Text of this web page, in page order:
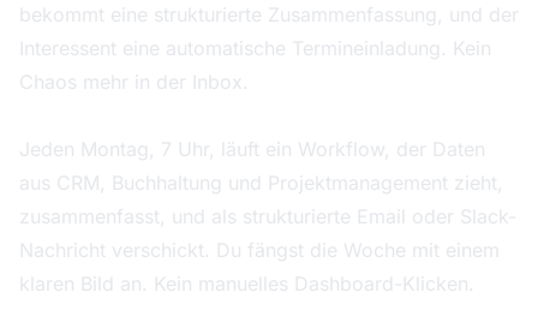
bekommt eine strukturierte Zusammenfassung, und der
Interessent eine automatische Termineinladung. Kein
Chaos mehr in der Inbox.
Jeden Montag, 7 Uhr, läuft ein Workflow, der Daten
aus CRM, Buchhaltung und Projektmanagement zieht,
zusammenfasst, und als strukturierte Email oder Slack-
Nachricht verschickt. Du fängst die Woche mit einem
klaren Bild an. Kein manuelles Dashboard-Klicken.